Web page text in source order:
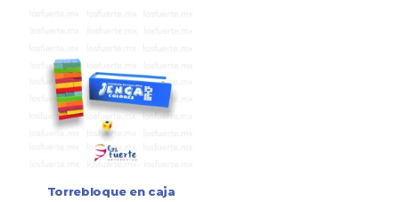
Torrebloque en caja